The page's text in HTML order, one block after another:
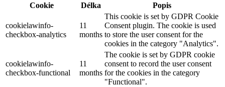
Cookie
Délka Popis
cookielawinfo-
checkbox-analytics
11
months
This cookie is set by GDPR Cookie
Consent plugin. The cookie is used
to store the user consent for the
cookies in the category "Analytics".
cookielawinfo-
checkbox-functional
11
months
The cookie is set by GDPR cookie
consent to record the user consent
for the cookies in the category
"Functional".